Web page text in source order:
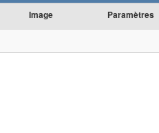
Image Paramètres